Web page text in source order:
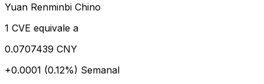
Yuan Renminbi Chino
1 CVE equivale a
0.0707439 CNY
+0.0001 (0.12%) Semanal